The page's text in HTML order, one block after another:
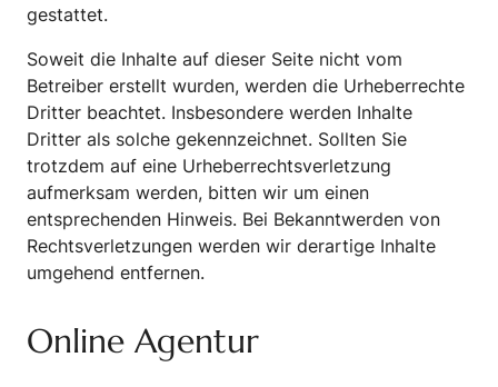
gestattet.
Soweit die Inhalte auf dieser Seite nicht vom
Betreiber erstellt wurden, werden die Urheberrechte
Dritter beachtet. Insbesondere werden Inhalte
Dritter als solche gekennzeichnet. Sollten Sie
trotzdem auf eine Urheberrechtsverletzung
aufmerksam werden, bitten wir um einen
entsprechenden Hinweis. Bei Bekanntwerden von
Rechtsverletzungen werden wir derartige Inhalte
umgehend entfernen.
Online Agentur